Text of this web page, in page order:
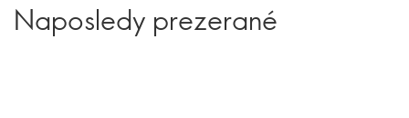
Naposledy prezerané